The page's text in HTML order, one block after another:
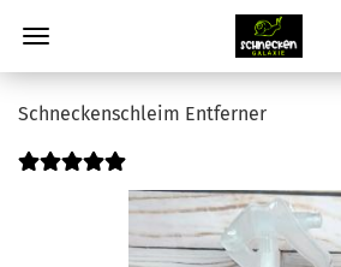
Schneckenschleim Entferner